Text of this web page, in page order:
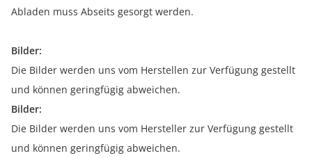
Abladen muss Abseits gesorgt werden.
Bilder:
Die Bilder werden uns vom Herstellen zur Verfügung gestellt
und können geringfügig abweichen.
Bilder:
Die Bilder werden uns vom Hersteller zur Verfügung gestellt
und können geringfügig abweichen.